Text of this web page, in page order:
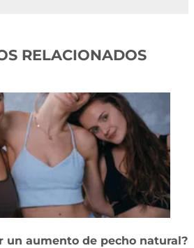
RELACIONADOS
un aumento de pecho natural?